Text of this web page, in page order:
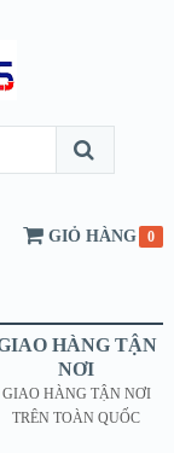
GIỎ HÀNG 0
HÀNG TẬN
NƠI
GIAO HÀNG TẬN NƠI
TRÊN TOÀN QUỐC